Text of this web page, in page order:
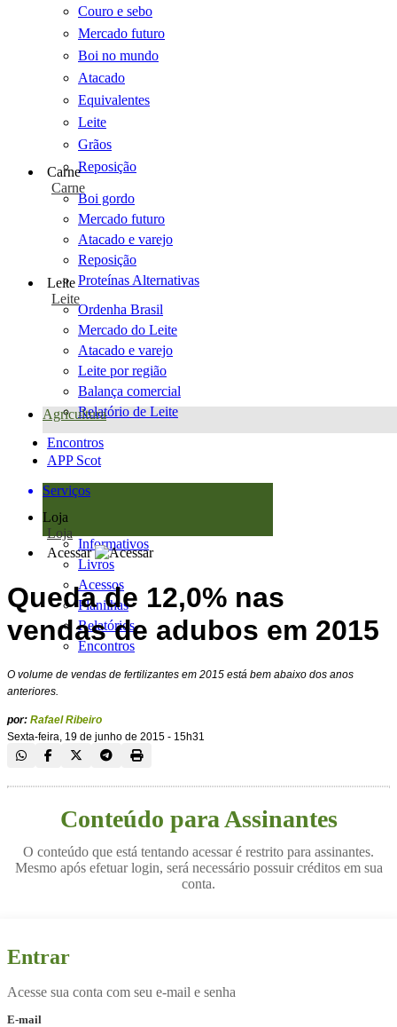
Couro e sebo
Mercado futuro
Boi no mundo
Atacado
Equivalentes
Leite
Grãos
Reposição
Carne
Carne
Boi gordo
Mercado futuro
Atacado e varejo
Reposição
Proteínas Alternativas
Leite
Leite
Ordenha Brasil
Mercado do Leite
Atacado e varejo
Leite por região
Balança comercial
Relatório de Leite
Agricultura
Encontros
APP Scot
Serviços
Loja
Loja
Informativos
Livros
Acessos
Planilhas
Relatórios
Encontros
Acessar
Queda de 12,0% nas
vendas de adubos em 2015
O volume de vendas de fertilizantes em 2015 está bem abaixo dos anos
anteriores.
por: Rafael Ribeiro
Sexta-feira, 19 de junho de 2015 - 15h31
Conteúdo para Assinantes
O conteúdo que está tentando acessar é restrito para assinantes.
Mesmo após efetuar login, será necessário possuir créditos em sua
conta.
Entrar
Acesse sua conta com seu e-mail e senha
E-mail